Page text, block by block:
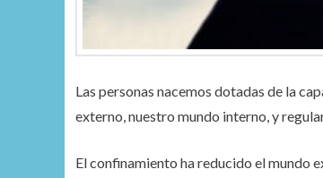
Las personas nacemos dotadas de la
externo, nuestro mundo interno, y
El confinamiento ha reducido el mundo